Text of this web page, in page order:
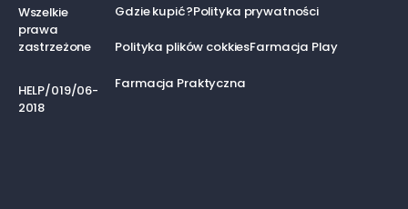
Wszelkie
prawa
zastrzeżone
HELP/019/06-
2018
Gdzie kupić?Polityka prywatności
Polityka plików cokkiesFarmacja Play
Farmacja Praktyczna